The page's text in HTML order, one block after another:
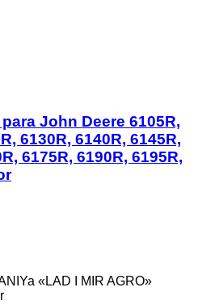
John Deere 6105R,
6130R, 6140R, 6145R,
6175R, 6190R, 6195R,
«LAD I MIR AGRO»